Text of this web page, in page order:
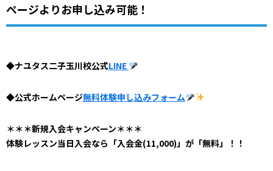
ページよりお申し込み可能！
◆ナユタス二子玉川校公式LINE
◆公式ホームページ無料体験申し込みフォーム
＊＊＊新規入会キャンペーン＊＊＊
体験レッスン当日入会なら「入会金(11,000)」が「無料」！！